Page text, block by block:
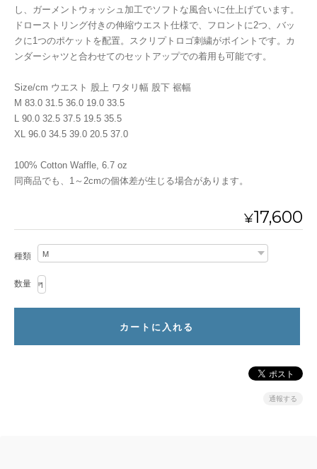
し、ガーメントウォッシュ加工でソフトな風合いに仕上げています。
ドローストリング付きの伸縮ウエスト仕様で、フロントに2つ、バッ
クに1つのポケットを配置。スクリプトロゴ刺繍がポイントです。カ
ンダーシャツと合わせてのセットアップでの着用も可能です。
Size/cm ウエスト 股上 ワタリ幅 股下 裾幅
M 83.0 31.5 36.0 19.0 33.5
L 90.0 32.5 37.5 19.5 35.5
XL 96.0 34.5 39.0 20.5 37.0
100% Cotton Waffle, 6.7 oz
同商品でも、1～2cmの個体差が生じる場合があります。
¥17,600
種類
数量
通報する